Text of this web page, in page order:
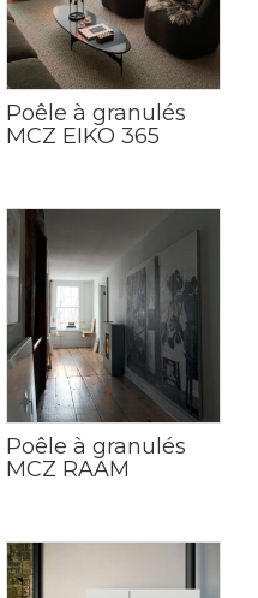
Poêle à granulés
MCZ EIKO 365
Poêle à granulés
MCZ RAAM